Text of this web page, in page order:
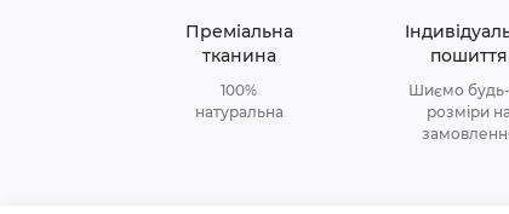
Преміальна
тканина
100%
натуральна
пошиття
Шиємо будь-
розміри на